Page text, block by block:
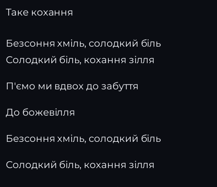
Таке кохання
Безсоння хміль, солодкий біль
Солодкий біль, кохання зілля
П'ємо ми вдвох до забуття
До божевілля
Безсоння хміль, солодкий біль
Солодкий біль, кохання зілля